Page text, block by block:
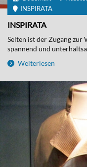
INSPIRATA
INSPIRATA
Selten ist der Zugang zur
spannend und
Weiterlesen